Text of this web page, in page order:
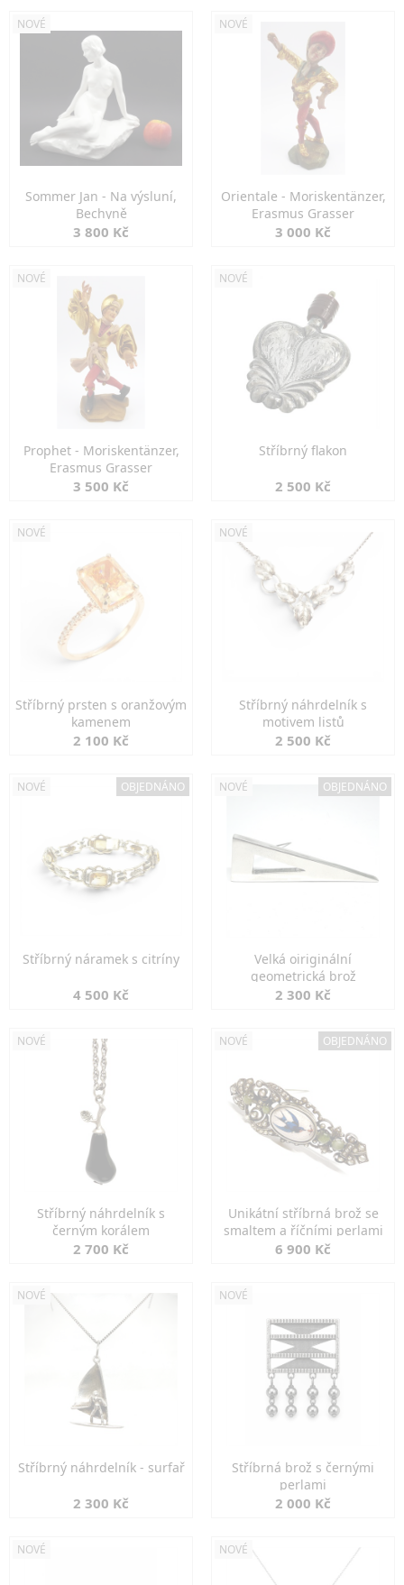
NOVÉ
Sommer Jan - Na výsluní,
Bechyně
3 800 Kč
NOVÉ
Orientale - Moriskentänzer,
Erasmus Grasser
3 000 Kč
NOVÉ
Prophet - Moriskentänzer,
Erasmus Grasser
3 500 Kč
NOVÉ
Stříbrný flakon
2 500 Kč
NOVÉ
Stříbrný prsten s oranžovým
kamenem
2 100 Kč
NOVÉ
Stříbrný náhrdelník s
motivem listů
2 500 Kč
NOVÉ OBJEDNÁNO
Stříbrný náramek s citríny
4 500 Kč
NOVÉ OBJEDNÁNO
Velká oiriginální
geometrická brož
2 300 Kč
NOVÉ
Stříbrný náhrdelník s
černým korálem
2 700 Kč
NOVÉ OBJEDNÁNO
Unikátní stříbrná brož se
smaltem a říčními perlami
6 900 Kč
NOVÉ
Stříbrný náhrdelník - surfař
2 300 Kč
NOVÉ
Stříbrná brož s černými
perlami
2 000 Kč
NOVÉ NOVÉ